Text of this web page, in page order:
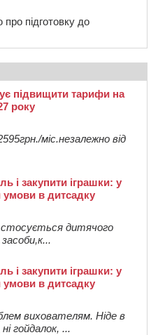
підготовку до
підвищити тарифи на
року
міс.незалежно від
і закупити іграшки: у
в дитсадку
стосується дитячого
і закупити іграшки: у
в дитсадку
вихователям. Ніде в
гойдалок, ...